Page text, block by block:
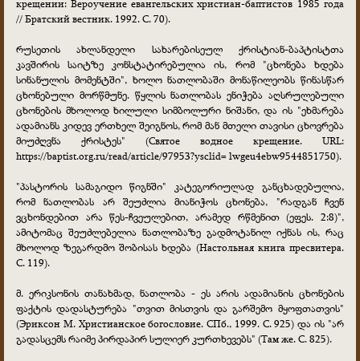
крещении: Вероучение евангельских христиан-баптистов 1985 года
// Братский вестник. 1992. С. 70).
რუსეთის ახლანდელი სახარებისეულ ქრისტიან-ბაპტისტთა
კავშირის საიტზე კონსტატირებულია ის, რომ "ცხონება ხდება
სინანულის მომენტში", ხოლო ნათლობაში მონაწილეობს წინასწარ
ცხონებული მორწმუნე. წყლის ნათლობას ენიჭება აღსრულებული
ცხონების მხოლოდ ხილული სიმბოლური ნიშანი, და ის "ეხმარება
ადამიანს კიდევ ერთხელ შეიგნოს, რომ მან მთელი თავისი ცხოვრება
მიუძღვნა ქრისტეს" (Святое водное крещение. URL:
https://baptist.org.ru/read/article/97953?ysclid= lwgeu4ebw9544851750).
"პასტორის სამაგიდო წიგნში" კატეგორიულად განცხადებულია,
რომ ნათლობას არ შეუძლია მიანიჭოს ცხონება, "რადგან ჩვენ
ვცხონდებით არა წეს-ჩვეულებით, არამედ რწმენით (ეფეს. 2:8)",
ამიტომაც შეუძლებელია ნათლობაზე გადმოტანილ იქნას ის, რაც
მხოლოდ ზეგარდმო შობისას ხდება (Настольная книга пресвитера.
С. 119).
მ. ერიკსონის თანახმად, ნათლობა - ეს არის ადამიანის ცხონების
ფაქტის დადასტურება "თვით მისთვის და გარშემო მყოფთათვის"
(Эриксон М. Христианское богословие. СПб., 1999. С. 925) და ის "არ
გადასცემს რაიმე პირდაპირ სულიერ კურთხევებს" (Там же. С. 825).